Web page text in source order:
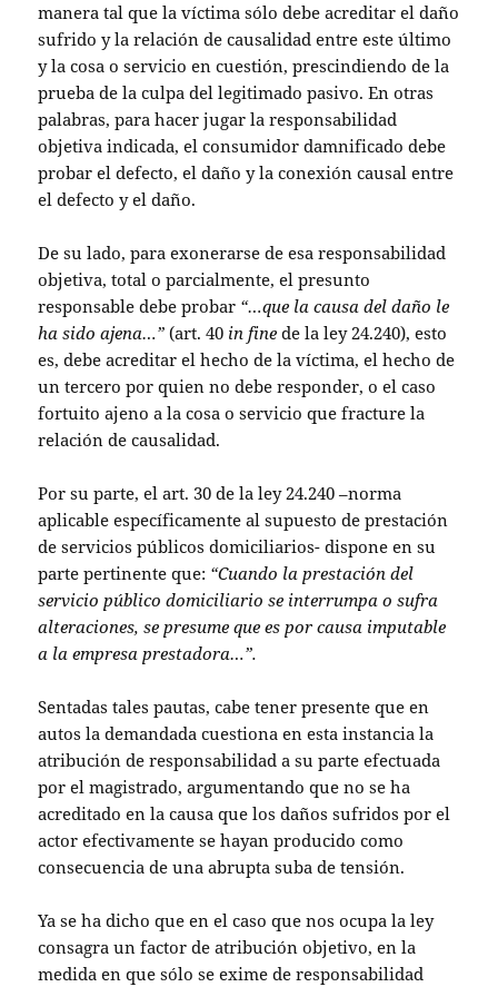
manera tal que la víctima sólo debe acreditar el daño
sufrido y la relación de causalidad entre este último
y la cosa o servicio en cuestión, prescindiendo de la
prueba de la culpa del legitimado pasivo. En otras
palabras, para hacer jugar la responsabilidad
objetiva indicada, el consumidor damnificado debe
probar el defecto, el daño y la conexión causal entre
el defecto y el daño.
De su lado, para exonerarse de esa responsabilidad
objetiva, total o parcialmente, el presunto
responsable debe probar “…que la causa del daño le
ha sido ajena…” (art. 40 in fine de la ley 24.240), esto
es, debe acreditar el hecho de la víctima, el hecho de
un tercero por quien no debe responder, o el caso
fortuito ajeno a la cosa o servicio que fracture la
relación de causalidad.
Por su parte, el art. 30 de la ley 24.240 –norma
aplicable específicamente al supuesto de prestación
de servicios públicos domiciliarios- dispone en su
parte pertinente que: “Cuando la prestación del
servicio público domiciliario se interrumpa o sufra
alteraciones, se presume que es por causa imputable
a la empresa prestadora…”.
Sentadas tales pautas, cabe tener presente que en
autos la demandada cuestiona en esta instancia la
atribución de responsabilidad a su parte efectuada
por el magistrado, argumentando que no se ha
acreditado en la causa que los daños sufridos por el
actor efectivamente se hayan producido como
consecuencia de una abrupta suba de tensión.
Ya se ha dicho que en el caso que nos ocupa la ley
consagra un factor de atribución objetivo, en la
medida en que sólo se exime de responsabilidad